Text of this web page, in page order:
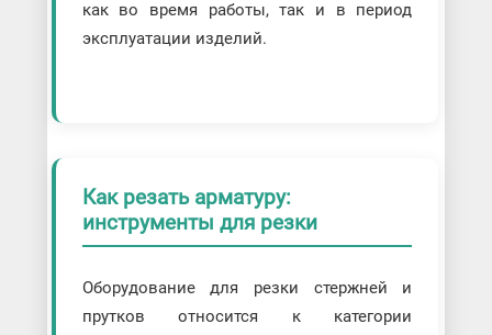
как во время работы, так и в период
эксплуатации изделий.
Как резать арматуру:
инструменты для резки
Оборудование для резки стержней и
прутков относится к категории